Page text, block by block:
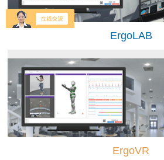
ErgoLAB
ErgoVR